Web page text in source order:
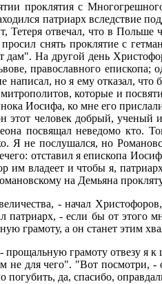
проклятия с
патриарх вследствие
Тетеря отвечал, что в
снять проклятие с
дам". На другой день
православного
но я ему отказал,
которые и
Иосифа, ко мне его
человек добрый,
посвящал неведомо кто.
Я не послушался, но
отставил я епископа
владеет и чтобы я,
на Демьяна
- начал
патриарх, - если бы от
грамоту, а он станет этим
грамоту отвезу я
не для чего". "Вот посмотри,
погубить, да, спасибо,